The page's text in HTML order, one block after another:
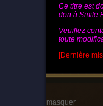
Ce titre est
don à Smite
Veuillez
toute
[Dernière
masquer